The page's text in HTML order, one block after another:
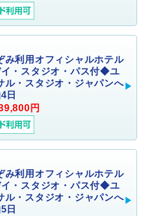
み利用オフィシャルホテル
・スタジオ・パス付◆ユ
ル・スタジオ・ジャパンへ
日
円
み利用オフィシャルホテル
・スタジオ・パス付◆ユ
ル・スタジオ・ジャパンへ
日